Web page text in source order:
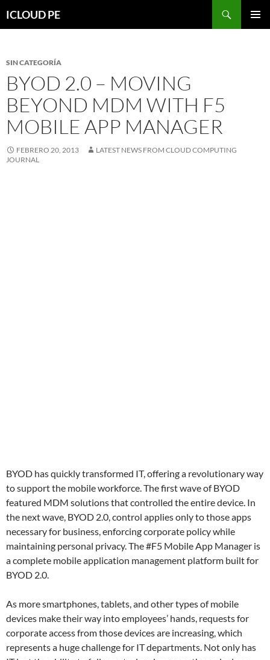
hacia
ICLOUD PE
SIN CATEGORÍA
BYOD 2.0 – MOVING
BEYOND MDM WITH F5
MOBILE APP MANAGER
FEBRERO 20, 2013
LATEST NEWS FROM CLOUD COMPUTING
JOURNAL
BYOD has quickly transformed IT, offering a revolutionary way
to support the mobile workforce. The first wave of BYOD
featured MDM solutions that controlled the entire device. In
the next wave, BYOD 2.0, control applies only to those apps
necessary for business, enforcing corporate policy while
maintaining personal privacy. The #F5 Mobile App Manager is
a complete mobile application management platform built for
BYOD 2.0.
As more smartphones, tablets, and other types of mobile
devices make their way into employees’ hands, requests for
corporate access from those devices are increasing, which
represents a huge challenge for IT departments. Not only has